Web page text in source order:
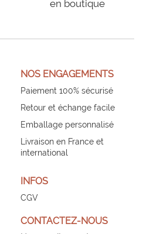
en boutique
NOS ENGAGEMENTS
Paiement 100% sécurisé
Retour et échange facile
Emballage personnalisé
Livraison en France et
international
INFOS
CGV
CONTACTEZ-NOUS